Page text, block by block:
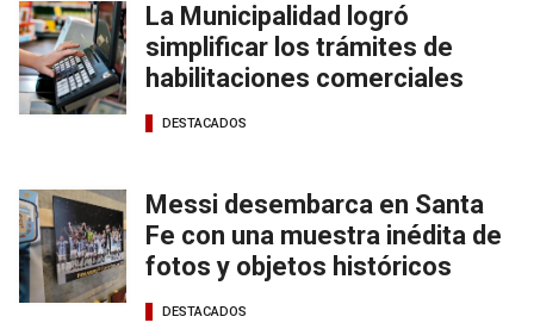
La Municipalidad logró
simplificar los trámites de
habilitaciones comerciales
DESTACADOS
Messi desembarca en Santa
Fe con una muestra inédita de
fotos y objetos históricos
DESTACADOS